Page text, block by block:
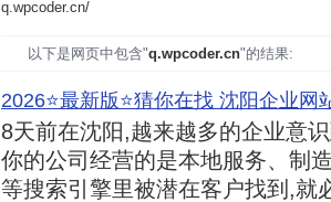
q.wpcoder.cn/
以下是网页中包含"q.wpcoder.cn"的结果:
2026⭐️最新版⭐️猜你在找 沈阳企业网
8天前在沈阳,越来越多的企业意
你的公司经营的是本地服务、制
等搜索引擎里被潜在客户找到,就